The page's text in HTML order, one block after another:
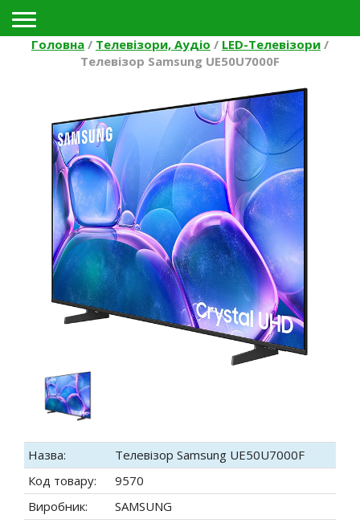
Головна / Телевізори, Аудіо / LED-Телевізори /
Телевізор Samsung UE50U7000F
Назва:
Телевізор Samsung UE50U7000F
Код товару:
9570
Виробник:
SAMSUNG